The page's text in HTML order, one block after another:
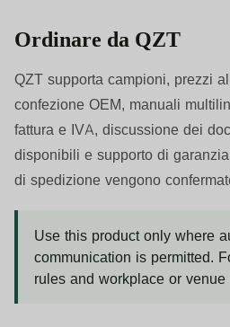
Ordinare da QZT
QZT supporta campioni, prezzi
confezione OEM, manuali
fattura e IVA, discussione dei
disponibili e supporto di
di spedizione vengono
Use this product only where
communication is permitted.
rules and workplace or venue